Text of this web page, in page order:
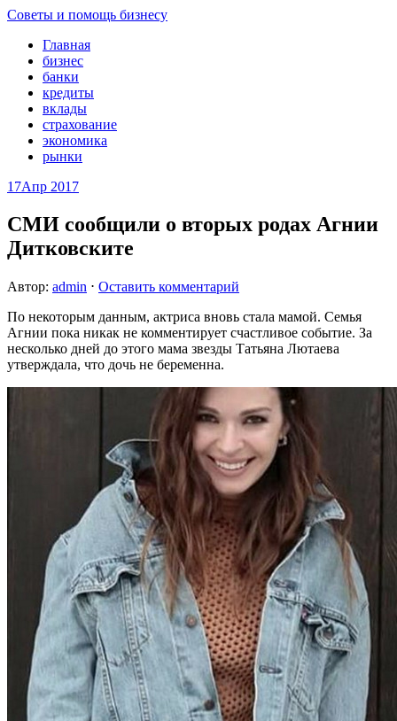
Советы и помощь бизнесу
Главная
бизнес
банки
кредиты
вклады
страхование
экономика
рынки
17Апр 2017
СМИ сообщили о вторых родах Агнии
Дитковските
Автор: admin ⋅ Оставить комментарий
По некоторым данным, актриса вновь стала мамой. Семья
Агнии пока никак не комментирует счастливое событие. За
несколько дней до этого мама звезды Татьяна Лютаева
утверждала, что дочь не беременна.